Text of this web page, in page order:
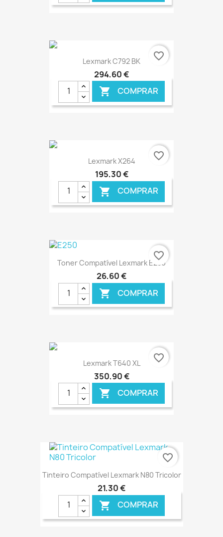
€ ONLINE
Lexmark C792 BK
294,60 €
 COMPRAR
€ ONLINE
favorite_border
Lexmark X264
195,30 €
 COMPRAR
€ ONLINE
favorite_border
Toner Compatível Lexmark E250
26,60 €
 COMPRAR
€ ONLINE
favorite_border
Lexmark T640 XL
350,90 €
 COMPRAR
€ ONLINE
favorite_border
Tinteiro Compatível Lexmark N80 Tricolor
21,30 €
 COMPRAR
favorite_border